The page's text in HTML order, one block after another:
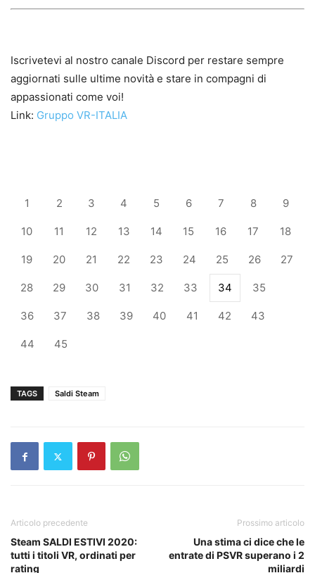
Iscrivetevi al nostro canale Discord per restare sempre
aggiornati sulle ultime novità e stare in compagni di
appassionati come voi!
Link: Gruppo VR-ITALIA
1 2 3 4 5 6 7 8 9
10 11 12 13 14 15 16 17 18
19 20 21 22 23 24 25 26 27
28 29 30 31 32 33 34 35
36 37 38 39 40 41 42 43
44 45
TAGS Saldi Steam
Articolo precedente
Steam SALDI ESTIVI 2020:
tutti i titoli VR, ordinati per
rating
Prossimo articolo
Una stima ci dice che le
entrate di PSVR superano i 2
miliardi